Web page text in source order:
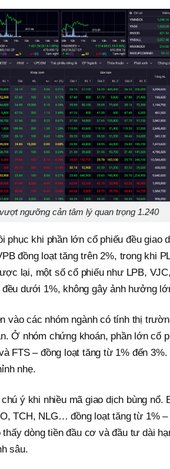
ngưỡng cản tâm lý quan trọng 1.240
phục khi phần lớn cổ phiếu đều giao
đồng loạt tăng trên 2%, trong khi
lại, một số cổ phiếu như LPB,
dưới 1%, không gây ảnh hưởng
vào các nhóm ngành có tính thị
Ở nhóm chứng khoán, phần lớn cổ
FTS – đồng loạt tăng từ 1% đến
nhẹ.
ý khi nhiều mã giao dịch bùng nổ.
TCH, NLG… đồng loạt tăng từ 1% –
dòng tiền đầu cơ và đầu tư dài
sâu.